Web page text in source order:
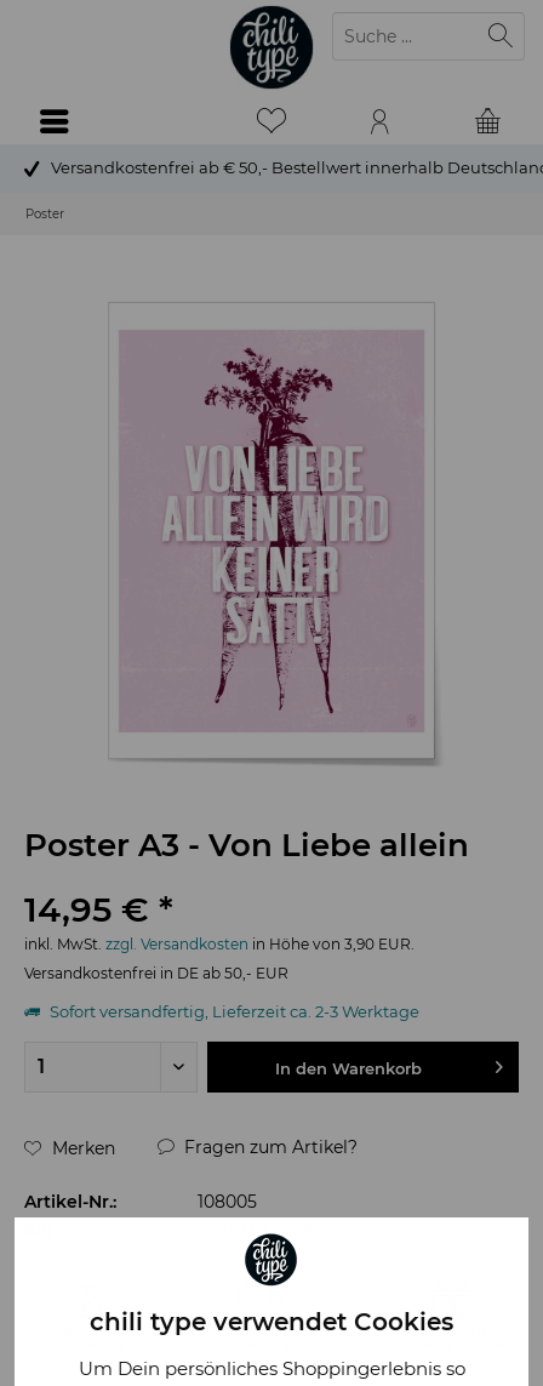
chili type verwendet Cookies
Um Dein persönliches Shoppingerlebnis so
Versandkostenfrei ab € 50,- Bestellwert innerhalb
Poster
Poster A3 - Von Liebe allein
14,95 € *
inkl. MwSt. zzgl. Versandkosten in Höhe von 3,90 EUR.
Versandkostenfrei in DE ab 50,- EUR
Sofort versandfertig, Lieferzeit ca. 2-3 Werktage
In den Warenkorb
Merken Fragen zum Artikel?
Artikel-Nr.:
108005
4260130241582